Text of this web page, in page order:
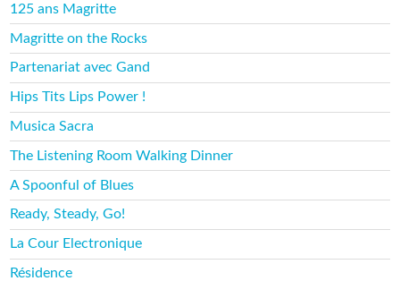
125 ans Magritte
Magritte on the Rocks
Partenariat avec Gand
Hips Tits Lips Power !
Musica Sacra
The Listening Room Walking Dinner
A Spoonful of Blues
Ready, Steady, Go!
La Cour Electronique
Résidence